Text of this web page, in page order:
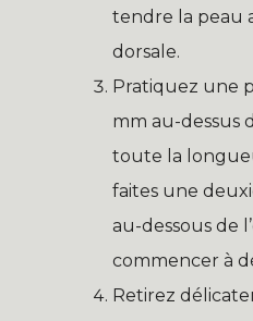
tendre la peau
dorsale.
Pratiquez une
mm au-dessus
toute la
faites une
au-dessous de
commencer à
Retirez